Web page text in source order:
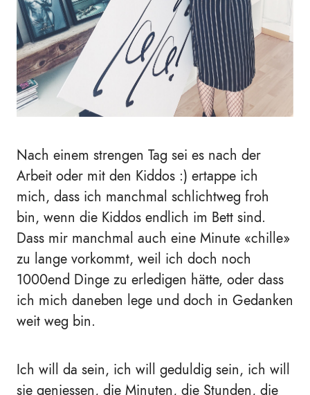
Nach einem strengen Tag sei es nach der
Arbeit oder mit den Kiddos :) ertappe ich
mich, dass ich manchmal schlichtweg froh
bin, wenn die Kiddos endlich im Bett sind.
Dass mir manchmal auch eine Minute «chille»
zu lange vorkommt, weil ich doch noch
1000end Dinge zu erledigen hätte, oder dass
ich mich daneben lege und doch in Gedanken
weit weg bin.
Ich will da sein, ich will geduldig sein, ich will
sie geniessen, die Minuten, die Stunden, die